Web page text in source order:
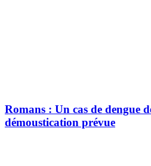
Romans : Un cas de dengue
démoustication prévue